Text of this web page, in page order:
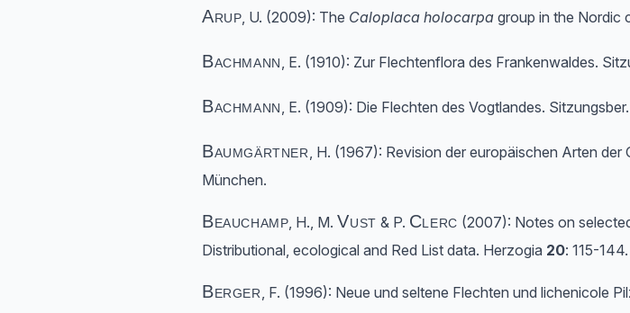
Arup, U. (2009): The Caloplaca holocarpa group in the Nordic
Bachmann, E. (1910): Zur Flechtenflora des Frankenwaldes.
Bachmann, E. (1909): Die Flechten des Vogtlandes.
Baumgärtner, H. (1967): Revision der europäischen Arten der
München.
Beauchamp, H., M.Vust & P. Clerc (2007): Notes on
Distributional, ecological and Red List data. Herzogia 20: 115-144.
Berger, F. (1996): Neue und seltene Flechten und lichenicole